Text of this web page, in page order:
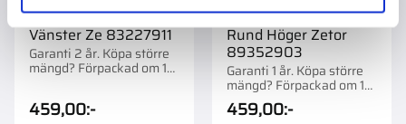
Slavcylinder Broms
Vänster Ze 83227911
Garanti 2 år. Köpa större
mängd? Förpackad om 1
459,00:-
Strålkastarinsats
Rund Höger Zetor
89352903
Garanti 1 år. Köpa större
mängd? Förpackad om 1
st.
459,00:-